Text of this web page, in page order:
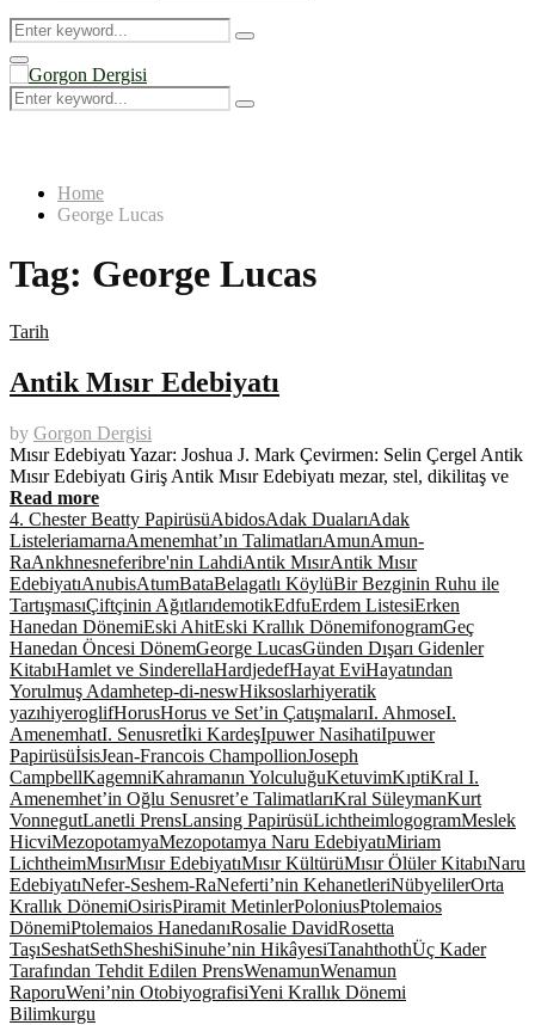
Search
for:
Search
Primary
Menu
Search
for:
Search
Home
George Lucas
Tag: George Lucas
Tarih
Antik Mısır Edebiyatı
by Gorgon Dergisi
Mısır Edebiyatı Yazar: Joshua J. Mark Çevirmen: Selin Çergel Antik
Mısır Edebiyatı Giriş Antik Mısır Edebiyatı mezar, stel, dikilitaş ve
Read more
4. Chester Beatty PapirüsüAbidosAdak DualarıAdak
ListeleriamarnaAmenemhat’ın TalimatlarıAmunAmun-
RaAnkhnesneferibre'nin LahdiAntik MısırAntik Mısır
EdebiyatıAnubisAtumBataBelagatlı KöylüBir Bezginin Ruhu ile
TartışmasıÇiftçinin AğıtlarıdemotikEdfuErdem ListesiErken
Hanedan DönemiEski AhitEski Krallık DönemifonogramGeç
Hanedan Öncesi DönemGeorge LucasGünden Dışarı Gidenler
KitabıHamlet ve SinderellaHardjedefHayat EviHayatından
Yorulmuş Adamhetep-di-neswHiksoslarhiyeratik
yazıhiyeroglifHorusHorus ve Set’in ÇatışmalarıI. AhmoseI.
AmenemhatI. Senusretİki KardeşIpuwer NasihatiIpuwer
PapirüsüİsisJean-Francois ChampollionJoseph
CampbellKagemniKahramanın YolculuğuKetuvimKıptiKral I.
Amenemhet’in Oğlu Senusret’e TalimatlarıKral SüleymanKurt
VonnegutLanetli PrensLansing PapirüsüLichtheimlogogramMeslek
HicviMezopotamyaMezopotamya Naru EdebiyatıMiriam
LichtheimMısırMısır EdebiyatıMısır KültürüMısır Ölüler KitabıNaru
EdebiyatıNefer-Seshem-RaNeferti’nin KehanetleriNübyelilerOrta
Krallık DönemiOsirisPiramit MetinlerPoloniusPtolemaios
DönemiPtolemaios HanedanıRosalie DavidRosetta
TaşıSeshatSethSheshiSinuhe’nin HikâyesiTanahthothÜç Kader
Tarafından Tehdit Edilen PrensWenamunWenamun
RaporuWeni’nin OtobiyografisiYeni Krallık Dönemi
Bilimkurgu